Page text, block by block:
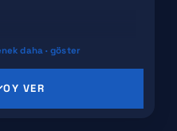
daha · göster
OY VER